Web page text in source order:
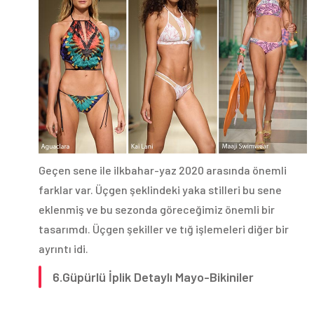
Geçen sene ile ilkbahar-yaz 2020 arasında önemli
farklar var. Üçgen şeklindeki yaka stilleri bu sene
eklenmiş ve bu sezonda göreceğimiz önemli bir
tasarımdı. Üçgen şekiller ve tığ işlemeleri diğer bir
ayrıntı idi.
6.Güpürlü İplik Detaylı Mayo-Bikiniler